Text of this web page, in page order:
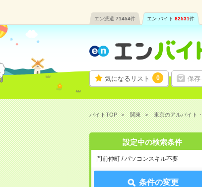
エン派遣 71454件 エン バイト 82531件
気になるリスト 0 保存
バイトTOP 関東 東京のアルバイト
設定中の検索条件
門前仲町 / パソコンスキル不要
条件の変更